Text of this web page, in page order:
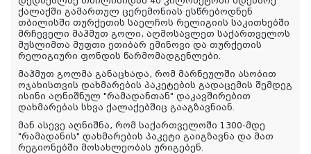
ქალაქში გამართულ ცერემონიას ესწრებოდნენ
თბილისში თურქეთის საელჩოს რელიგიის საკითხებში
მრჩეველი მაჰმუთ გოლი, აღმოსავლეთ საქართველოს
მუსლიმთა მუფთი ეთიბარ ემინოვი და თურქეთის
რელიგიური ფონდის წარმომადგენლები.
მაჰმუთ გოლმა განაცხადა, რომ მარნეულში ასობით
ოჯახისთვის დახმარების პაკეტების გადაცემის შემდეგ
ისინი აღნიშნულ "რამადანთან" დაკავშირებით
დახმარებას სხვა ქალაქებშიც გააგზავნიან.
მან ასევე აღნიშნა, რომ საქართველოში 1300-მდე
"რამადანის" დახმარების პაკეტი გაიგზავნა და მათ
რეგიონებში მოსახლეობას ურიგებენ.